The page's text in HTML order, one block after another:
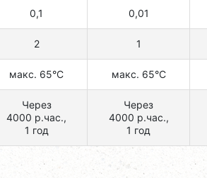
0,1 0,01
2 1
макс. 65°C макс. 65°C
Через
4000 р.час.,
1 год
Через
4000 р.час.,
1 год